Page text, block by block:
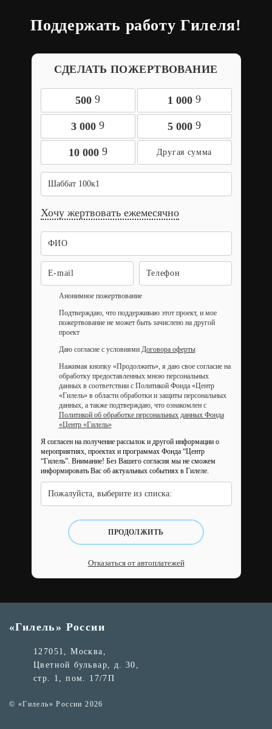
Поддержать работу Гилеля!
СДЕЛАТЬ ПОЖЕРТВОВАНИЕ
500 9 1 000 9
3 000 9 5 000 9
10 000 9
Шаббат 100к1
Хочу жертвовать ежемесячно
Анонимное пожертвование
Подтверждаю, что поддерживаю этот проект, и мое
пожертвование не может быть зачислено на другой
проект
Даю согласие с условиями Договора оферты
Нажимая кнопку «Продолжить», я даю свое согласие на
обработку предоставленных мною персональных
данных в соответствии с Политикой Фонда «Центр
«Гилель» в области обработки и защиты персональных
данных, а также подтверждаю, что ознакомлен с
Политикой об обработке персональных данных Фонда
«Центр «Гилель»
Я согласен на получение рассылок и другой информации о
мероприятиях, проектах и программах Фонда “Центр
“Гилель”. Внимание! Без Вашего согласия мы не сможем
информировать Вас об актуальных событиях в Гилеле.
Пожалуйста, выберите из списка:
ПРОДОЛЖИТЬ
Отказаться от автоплатежей
«Гилель» России
127051, Москва,
Цветной бульвар, д. 30,
стр. 1, пом. 17/7П
© «Гилель» России 2026